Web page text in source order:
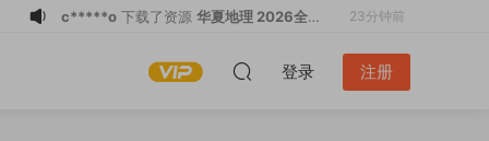
登录 注册
c*****o 下载了资源 国家地理杂志/中文
1小时前
登录了本站 2小时前